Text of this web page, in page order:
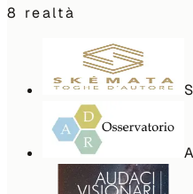
8 realtà